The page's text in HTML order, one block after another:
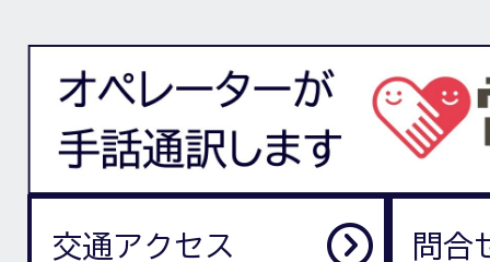
交通アクセス 問合